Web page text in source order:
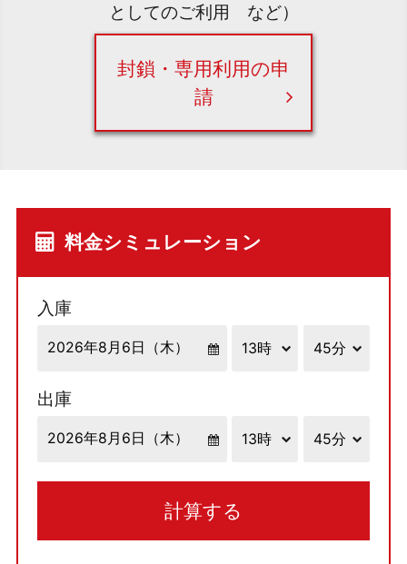
としてのご利用 など）
封鎖・専用利用の申
請
料金シミュレーション
入庫
出庫
計算する